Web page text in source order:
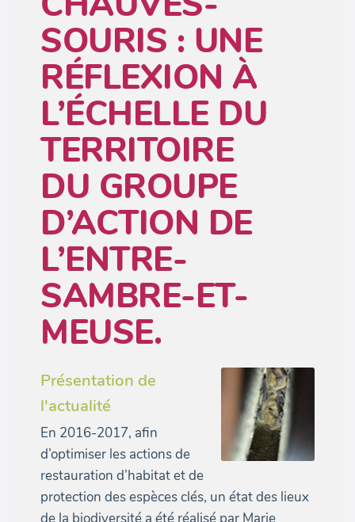
SOURIS : UNE
RÉFLEXION À
L’ÉCHELLE DU
TERRITOIRE
DU GROUPE
D’ACTION DE
L’ENTRE-
SAMBRE-ET-
MEUSE.
Présentation de
l'actualité
En 2016-2017, afin
d’optimiser les actions de
restauration d’habitat et de
protection des espèces clés, un état des lieux